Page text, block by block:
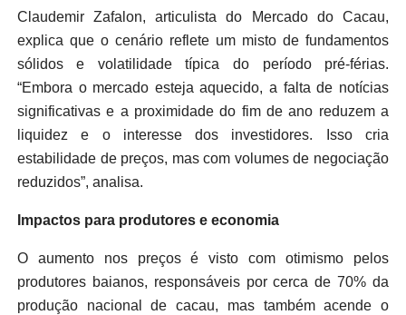
Claudemir Zafalon, articulista do Mercado do Cacau,
explica que o cenário reflete um misto de fundamentos
sólidos e volatilidade típica do período pré-férias.
“Embora o mercado esteja aquecido, a falta de notícias
significativas e a proximidade do fim de ano reduzem a
liquidez e o interesse dos investidores. Isso cria
estabilidade de preços, mas com volumes de negociação
reduzidos”, analisa.
Impactos para produtores e economia
O aumento nos preços é visto com otimismo pelos
produtores baianos, responsáveis por cerca de 70% da
produção nacional de cacau, mas também acende o